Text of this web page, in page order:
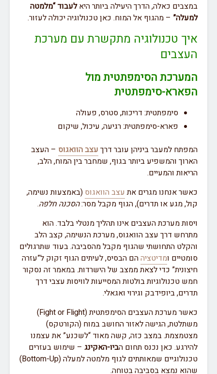
במצבים כאלה, הדרך היעילה ביותר היאלעבוד “מלמטה
למעלה” – מהגוף אל המוח. כאן טכנולוגיה יכולה לעזור.
איך טכנולוגיה מתקשרת עם מערכת
העצבים
המערכת הסימפתטית מול
הפארא-סימפתטית
סימפתטית: דריכות, סטרס, פעולה
פארא-סימפתטית: רגיעה, עיכול, שיקום
המפתח למעבר ביניהן עובר דרך עצב הוואגוס – העצב
הארוך והמשפיע ביותר בגוף, שמחבר בין המוח, הלב,
הריאות והמעיים.
כאשר אנחנו מגרים את עצב הוואגוס (באמצעות נשימה,
קול, מגע או תדרים), הגוף מקבל מסר:הסכנה חלפה.
ויסות מערכת העצבים אינו תהליך מנטלי בלבד. הוא
מתרחש דרך עצב הוואגוס, מערכת הנשימה, קצב הלב
והקלט התחושתי שהגוף מקבל מהסביבה. בעוד שתרגולים
סומטיים ומדיטציההם הבסיס, לעיתים הגוף זקוק ל”עזרה
חיצונית” כדי לצאת ממצב של הישרדות. במאמר זה נסקור
חמש טכנולוגיות בולטות המסייעות לוויסות עצבי דרך
תדרים, ביופידבק וגירוי ואגאלי.
כאשר מערכת העצבים הסימפתטית (Fight or Flight)
משתלטת, הגישה לאזור החושב במוח (הקורטקס)
מצטמצמת. במצב כזה, קשה מאוד “לשכנע” את עצמנו
להירגע. כאן נכנס תחום הביו-האקינג – שימוש בעזרים
טכנולוגיים שמאותתים לגוף מלמטה למעלה (Bottom-Up)
שהוא נמצא בסביבה בטוחה.